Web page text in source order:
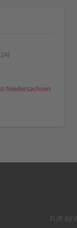
Niedersachsen
FÜR